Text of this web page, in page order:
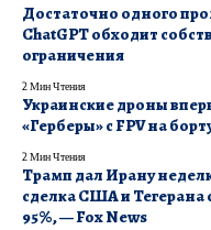
Достаточно одного
ChatGPT обходит
ограничения
2 Мин Чтения
Украинские дроны
«Герберы» с FPV на
2 Мин Чтения
Трамп дал Ирану
сделка США и Тегерана
95%, — Fox News